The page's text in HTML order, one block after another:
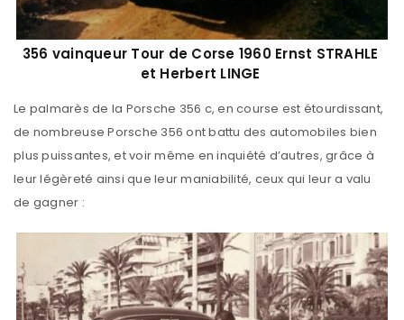
356 vainqueur Tour de Corse 1960 Ernst STRAHLE
et Herbert LINGE
Le palmarès de la Porsche 356 c, en course est étourdissant,
de nombreuse Porsche 356 ont battu des automobiles bien
plus puissantes, et voir même en inquiété d’autres, grâce à
leur légèreté ainsi que leur maniabilité, ceux qui leur a valu
de gagner :